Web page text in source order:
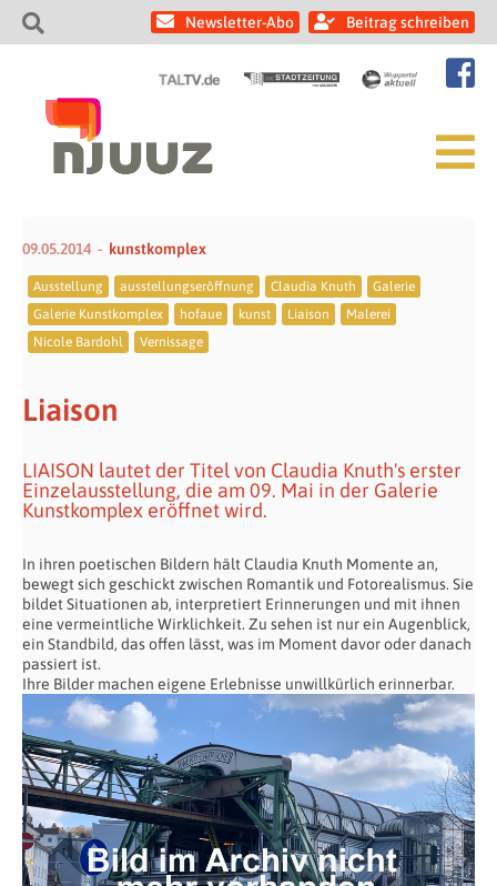
Newsletter-Abo Beitrag schreiben
09.05.2014 kunstkomplex
Ausstellung ausstellungseröffnung Claudia Knuth
Galerie
Galerie Kunstkomplex
hofaue kunst Liaison
Malerei
Nicole Bardohl
Vernissage
Liaison
LIAISON lautet der Titel von Claudia Knuth's erster
Einzelausstellung, die am 09. Mai in der Galerie
Kunstkomplex eröffnet wird.
In ihren poetischen Bildern hält Claudia Knuth Momente an,
bewegt sich geschickt zwischen Romantik und Fotorealismus. Sie
bildet Situationen ab, interpretiert Erinnerungen und mit ihnen
eine vermeintliche Wirklichkeit. Zu sehen ist nur ein Augenblick,
ein Standbild, das offen lässt, was im Moment davor oder danach
passiert ist.
Ihre Bilder machen eigene Erlebnisse unwillkürlich erinnerbar.